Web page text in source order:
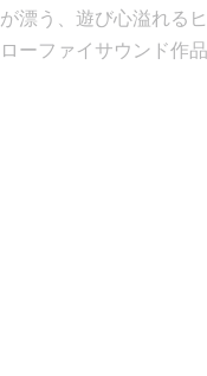
が漂う、遊び心溢れる
ローファイサウンド作